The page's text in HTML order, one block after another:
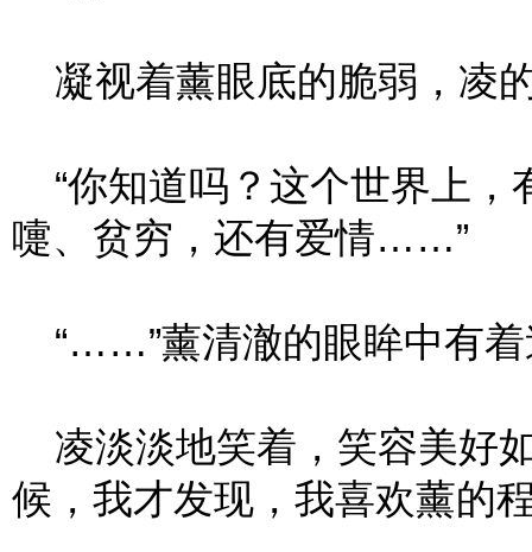
凝视着薰眼底的脆弱，凌
“你知道吗？这个世界上
嚏、贫穷，还有爱情……”
“……”薰清澈的眼眸中有着
凌淡淡地笑着，笑容美好
候，我才发现，我喜欢薰的